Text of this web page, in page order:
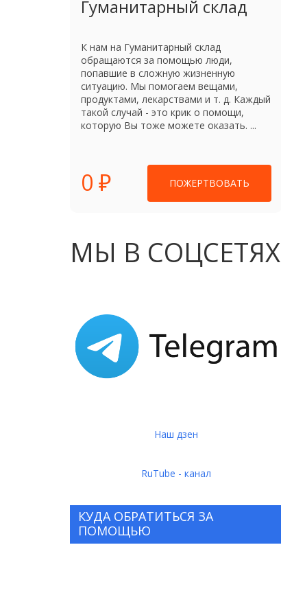
Гуманитарный склад
К нам на Гуманитарный склад
обращаются за помощью люди,
попавшие в сложную жизненную
ситуацию. Мы помогаем вещами,
продуктами, лекарствами и т. д. Каждый
такой случай - это крик о помощи,
которую Вы тоже можете оказать. ...
0 ₽ ПОЖЕРТВОВАТЬ
МЫ В СОЦСЕТЯХ
Наш дзен
RuTube - канал
КУДА ОБРАТИТЬСЯ ЗА
ПОМОЩЬЮ